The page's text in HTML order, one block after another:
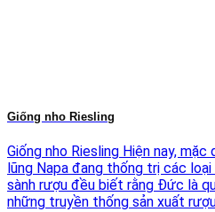
Giống nho Riesling
Giống nho Riesling Hiện nay,
lũng Napa đang thống trị các
sành rượu đều biết rằng Đức là
những truyền thống sản xuất